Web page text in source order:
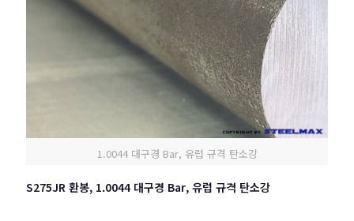
1.0044 대구경 Bar, 유럽 규격 탄소강
S275JR 환봉, 1.0044 대구경 Bar, 유럽 규격 탄소강